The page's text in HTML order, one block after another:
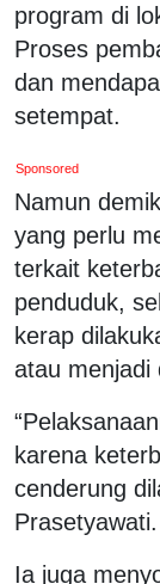
program di
Proses
dan
setempat.
Sponsored
Namun
yang perlu
terkait
penduduk,
kerap
atau menjadi
karena
cenderung
Prasetyawati.
Ia juga